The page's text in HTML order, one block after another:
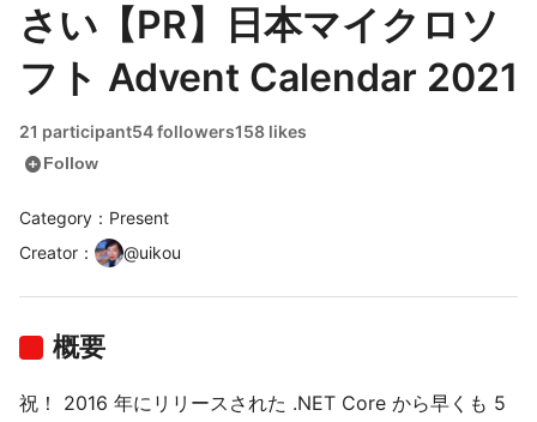
さい【PR】日本マイクロソ
フト Advent Calendar 2021
21 participant54 followers158 likes
add_circleFollow
Category：Present
Creator ： @uikou
概要
祝！ 2016 年にリリースされた .NET Core から早くも 5